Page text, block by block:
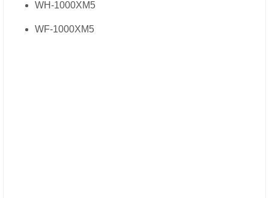
WH-1000XM5
WF-1000XM5